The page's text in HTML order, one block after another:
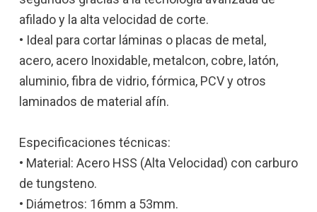
afilado y la alta velocidad de corte.
• Ideal para cortar láminas o placas de metal,
acero, acero Inoxidable, metalcon, cobre, latón,
aluminio, fibra de vidrio, fórmica, PCV y otros
laminados de material afín.
Especificaciones técnicas:
• Material: Acero HSS (Alta Velocidad) con carburo
de tungsteno.
• Diámetros: 16mm a 53mm.